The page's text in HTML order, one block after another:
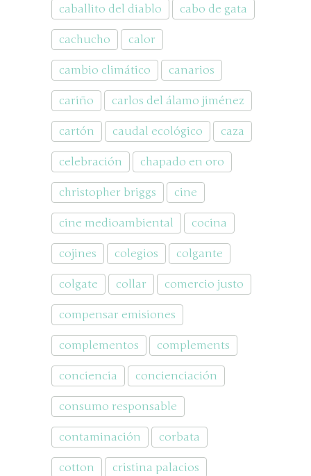
caballito del diablo cabo de gata
cachucho calor
cambio climático canarios
cariño carlos del álamo jiménez
cartón caudal ecológico caza
celebración chapado en oro
christopher briggs cine
cine medioambiental cocina
cojines colegios colgante
colgate collar comercio justo
compensar emisiones
complementos complements
conciencia concienciación
consumo responsable
contaminación corbata
cotton cristina palacios